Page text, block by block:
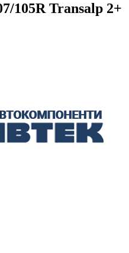
105R Transalp 2+